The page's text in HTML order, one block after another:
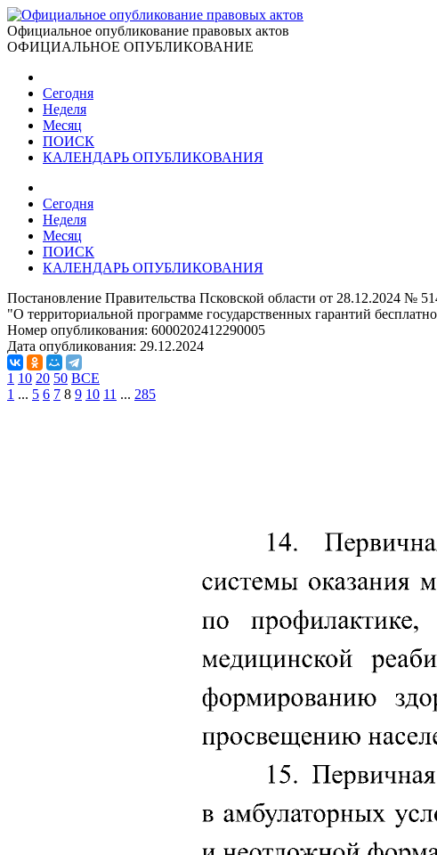
Официальное опубликование правовых актов
ОФИЦИАЛЬНОЕ ОПУБЛИКОВАНИЕ
Сегодня
Неделя
Месяц
ПОИСК
КАЛЕНДАРЬ ОПУБЛИКОВАНИЯ
Сегодня
Неделя
Месяц
ПОИСК
КАЛЕНДАРЬ ОПУБЛИКОВАНИЯ
Постановление Правительства Псковской области от 28.12.2024 №
"О территориальной программе государственных гарантий
Номер опубликования: 6000202412290005
Дата опубликования: 29.12.2024
1 10 20 50 ВСЕ
1 ... 5 6 7 8 9 10 11 ... 285